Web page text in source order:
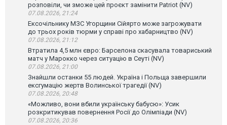
розповіли, чи зможе цей проєкт замінити Patriot (NV)
07.08.2026, 21:24
Ексочільнику МЗС Угорщини Сійярто може загрожувати
до трьох років тюрми у справі про хабарництво (NV)
07.08.2026, 21:12
Втратила 4,5 млн євро: Барселона скасувала товариський
матч у Марокко через ситуацію в Сеуті (NV)
07.08.2026, 21:00
Знайшли останки 55 людей. Україна і Польща завершили
ексгумацію жертв Волинської трагедії (NV)
07.08.2026, 20:48
«Можливо, вони вбили українську бабусю»: Усик
розкритикував повернення Росії до Олімпіади (NV)
07.08.2026, 20:36